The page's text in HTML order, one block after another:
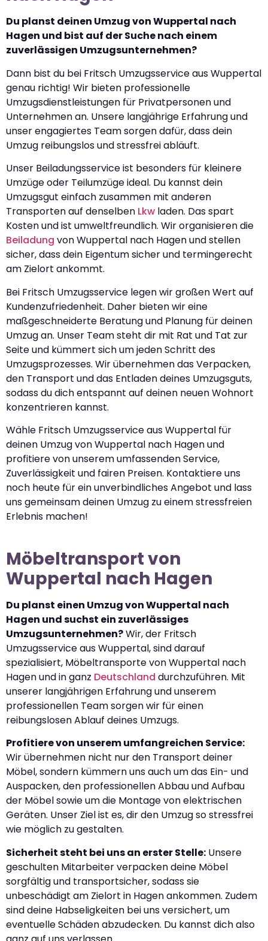
Du planst deinen Umzug von Wuppertal nach
Hagen und bist auf der Suche nach einem
zuverlässigen Umzugsunternehmen?
Dann bist du bei Fritsch Umzugsservice aus Wuppertal
genau richtig! Wir bieten professionelle
Umzugsdienstleistungen für Privatpersonen und
Unternehmen an. Unsere langjährige Erfahrung und
unser engagiertes Team sorgen dafür, dass dein
Umzug reibungslos und stressfrei abläuft.
Unser Beiladungsservice ist besonders für kleinere
Umzüge oder Teilumzüge ideal. Du kannst dein
Umzugsgut einfach zusammen mit anderen
Transporten auf denselben Lkw laden. Das spart
Kosten und ist umweltfreundlich. Wir organisieren die
Beiladung von Wuppertal nach Hagen und stellen
sicher, dass dein Eigentum sicher und termingerecht
am Zielort ankommt.
Bei Fritsch Umzugsservice legen wir großen Wert auf
Kundenzufriedenheit. Daher bieten wir eine
maßgeschneiderte Beratung und Planung für deinen
Umzug an. Unser Team steht dir mit Rat und Tat zur
Seite und kümmert sich um jeden Schritt des
Umzugsprozesses. Wir übernehmen das Verpacken,
den Transport und das Entladen deines Umzugsguts,
sodass du dich entspannt auf deinen neuen Wohnort
konzentrieren kannst.
Wähle Fritsch Umzugsservice aus Wuppertal für
deinen Umzug von Wuppertal nach Hagen und
profitiere von unserem umfassenden Service,
Zuverlässigkeit und fairen Preisen. Kontaktiere uns
noch heute für ein unverbindliches Angebot und lass
uns gemeinsam deinen Umzug zu einem stressfreien
Erlebnis machen!
Möbeltransport von
Wuppertal nach Hagen
Du planst einen Umzug von Wuppertal nach
Hagen und suchst ein zuverlässiges
Umzugsunternehmen?Wir, der Fritsch
Umzugsservice aus Wuppertal, sind darauf
spezialisiert, Möbeltransporte von Wuppertal nach
Hagen und in ganz Deutschland durchzuführen. Mit
unserer langjährigen Erfahrung und unserem
professionellen Team sorgen wir für einen
reibungslosen Ablauf deines Umzugs.
Profitiere von unserem umfangreichen Service:
Wir übernehmen nicht nur den Transport deiner
Möbel, sondern kümmern uns auch um das Ein- und
Auspacken, den professionellen Abbau und Aufbau
der Möbel sowie um die Montage von elektrischen
Geräten. Unser Ziel ist es, dir den Umzug so stressfrei
wie möglich zu gestalten.
Sicherheit steht bei uns an erster Stelle: Unsere
geschulten Mitarbeiter verpacken deine Möbel
sorgfältig und transportsicher, sodass sie
unbeschädigt am Zielort in Hagen ankommen. Zudem
sind deine Habseligkeiten bei uns versichert, um
eventuelle Schäden abzudecken. Du kannst dich also